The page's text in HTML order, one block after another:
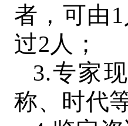
者，可由
过2人；
3.专家
称、时代